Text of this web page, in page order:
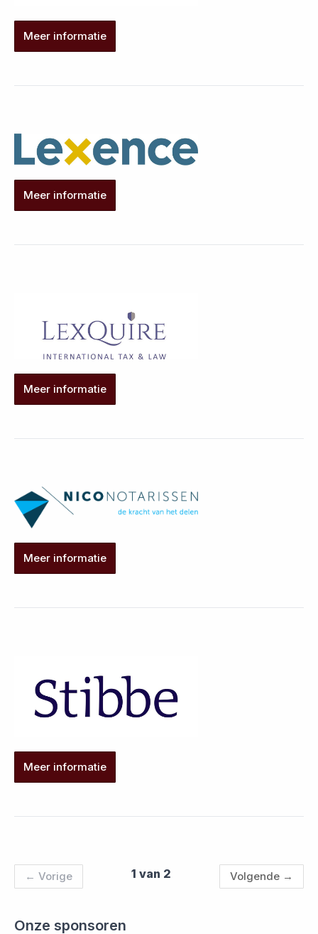
Meer informatie
Meer informatie
Meer informatie
Meer informatie
Meer informatie
← Vorige 1 van 2 Volgende →
Onze sponsoren